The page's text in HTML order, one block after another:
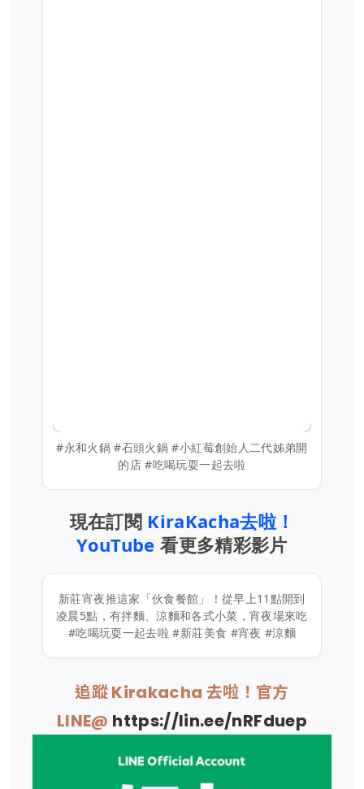
#永和火鍋 #石頭火鍋 #小紅莓創始人二代姊弟開
的店 #吃喝玩耍一起去啦
現在訂閱 KiraKacha去啦！
YouTube看更多精彩影片
新莊宵夜推這家「伙食餐館」！從早上11點開到
凌晨5點，有拌麵、涼麵和各式小菜，宵夜場來吃
#吃喝玩耍一起去啦 #新莊美食 #宵夜 #涼麵
追蹤 Kirakacha 去啦！官方
LINE@ https://lin.ee/nRFduep